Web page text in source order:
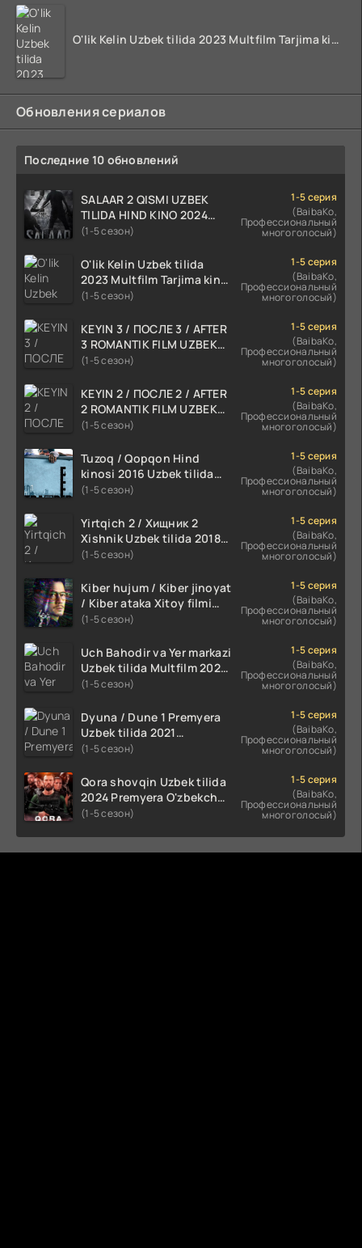
O'lik Kelin Uzbek tilida 2023 Multfilm Tarjima kino skachat
Обновления сериалов
Последние 10 обновлений
SALAAR 2 QISMI UZBEK
TILIDA HIND KINO 2024
TARJIMA 720p HD Skachat
(1-5 сезон)
1-5 серия
(BaibaKo,
Профессиональный
многоголосый)
O'lik Kelin Uzbek tilida
2023 Multfilm Tarjima kino
skachat
(1-5 сезон)
1-5 серия
(BaibaKo,
Профессиональный
многоголосый)
KEYIN 3 / ПОСЛЕ 3 / AFTER
3 ROMANTIK FILM UZBEK
TILIDA 2021 TARJIMA FILM
(1-5 сезон)
1-5 серия
(BaibaKo,
Профессиональный
многоголосый)
KEYIN 2 / ПОСЛЕ 2 / AFTER
2 ROMANTIK FILM UZBEK
TILIDA 2020 TARJIMA FILM
(1-5 сезон)
1-5 серия
(BaibaKo,
Профессиональный
многоголосый)
Tuzoq / Qopqon Hind
kinosi 2016 Uzbek tilida
tarjima film HD
(1-5 сезон)
1-5 серия
(BaibaKo,
Профессиональный
многоголосый)
Yirtqich 2 / Хищник 2
Xishnik Uzbek tilida 2018-
2024 O'zbekcha tarjima
(1-5 сезон)
1-5 серия
(BaibaKo,
Профессиональный
многоголосый)
Kiber hujum / Kiber jinoyat
/ Kiber ataka Xitoy filmi
Uzbek tilida O'zbekcha
HD skachat
(1-5 сезон)
1-5 серия
(BaibaKo,
Профессиональный
многоголосый)
Uch Bahodir va Yer markazi
Uzbek tilida Multfilm 2025
tarjima HD skachat
(1-5 сезон)
1-5 серия
(BaibaKo,
Профессиональный
многоголосый)
Dyuna / Dune 1 Premyera
Uzbek tilida 2021
O'zbekcha tarjima kino HD
(1-5 сезон)
1-5 серия
(BaibaKo,
Профессиональный
многоголосый)
Qora shovqin Uzbek tilida
2024 Premyera O'zbekcha
tarjima kino HD skachat
(1-5 сезон)
1-5 серия
(BaibaKo,
Профессиональный
многоголосый)